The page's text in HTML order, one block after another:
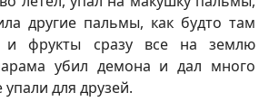
другие пальмы, как будто там
и фрукты сразу все на землю
убил демона и дал много
для друзей.